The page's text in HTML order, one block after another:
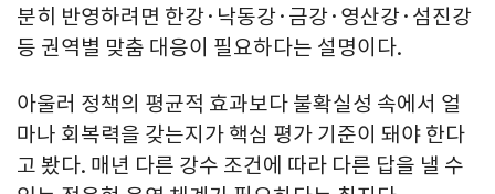
분히 반영하려면 한강·낙동강·금강·영산강·섬진강
등 권역별 맞춤 대응이 필요하다는 설명이다.
아울러 정책의 평균적 효과보다 불확실성 속에서 얼
마나 회복력을 갖는지가 핵심 평가 기준이 돼야 한다
고 봤다. 매년 다른 강수 조건에 따라 다른 답을 낼 수